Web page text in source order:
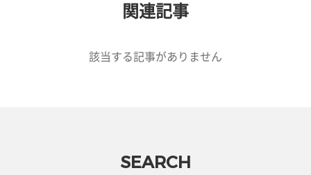
関連記事
該当する記事がありません
SEARCH